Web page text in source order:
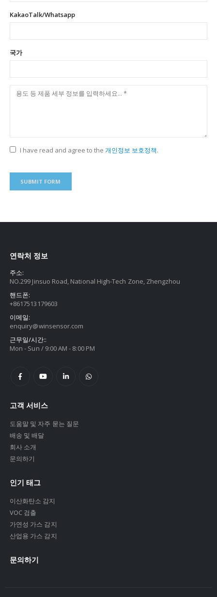
KakaoTalk/Whatsapp
국가
I have read and agree to the 개인정보 보호정책.
연락처 정보
주소:
NO.299 Jinsuo Road, National High-Tech Zone, Zhengzhou
핸드폰:
+8617513179603
이메일:
enquiry@winsensor.com
근무일/시간::
Mon - Sun / 9:00 AM - 8:00 PM
고객 서비스
도움말 및 자주 묻는 질문
배송 및 배달
회사 소개
문의하기
인기 태그
이산화탄소 감지
VOC 검출
가연성 가스 감지
산업용 가스 감지
문의하기